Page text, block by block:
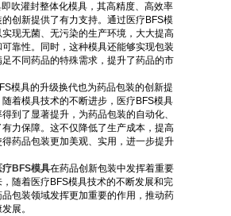
灌封整体化模具，其高精度、高效率
创新提供了有力支持。通过医疗BFS模
现无菌、无污染的生产环境，大大提高
靠性。同时，这种模具还能够实现包装
不同药品的特殊需求，提升了药品的市
具的升级换代也为药品包装的创新提
着模具技术的不断进步，医疗BFS模具
到了显著提升，为药品包装的自动化、
力保障。这不仅降低了生产成本，提高
药品包装更加美观、实用，进一步提升
疗BFS模具在药品创新包装中发挥着重要
随着医疗BFS模具技术的不断发展和完
包装领域发挥更加重要的作用，推动药
展。